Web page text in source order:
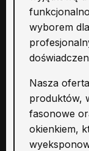
wyborem
Nasza
produktów,
fasonowe
okienkiem,